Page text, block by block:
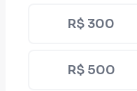
R$ 300
R$ 500